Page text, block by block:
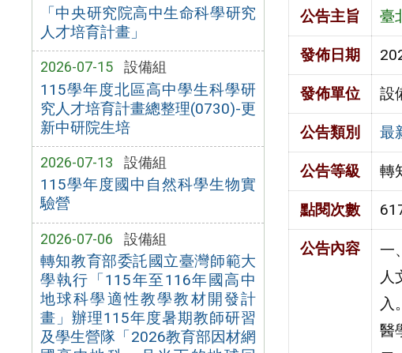
「中央研究院高中生命科學研究
人才培育計畫」
2026-07-15 設備組
115學年度北區高中學生科學研
究人才培育計畫總整理(0730)-更
新中研院生培
2026-07-13 設備組
115學年度國中自然科學生物實
驗營
2026-07-06 設備組
轉知教育部委託國立臺灣師範大
學執行「115年至116年國高中
地球科學適性教學教材開發計
畫」辦理115年度暑期教師研習
及學生營隊「2026教育部因材網
公告主旨 臺
發佈日期
發佈單位 設
公告類別 最
公告等級 轉
點閱次數
公告內容
一
人
入
醫